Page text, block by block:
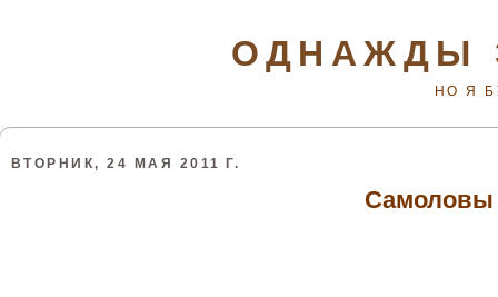
ОДНАЖДЫ
НО Я
ВТОРНИК, 24 МАЯ 2011 Г.
Самоловы